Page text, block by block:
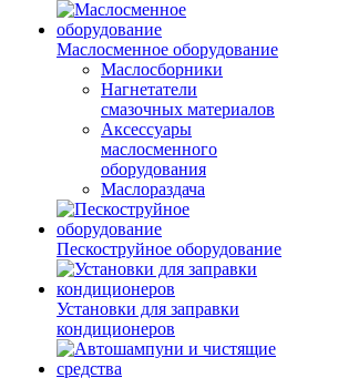
Маслосменное оборудование
Маслосборники
Нагнетатели
смазочных материалов
Аксессуары
маслосменного
оборудования
Маслораздача
Пескоструйное оборудование
Установки для заправки
кондиционеров